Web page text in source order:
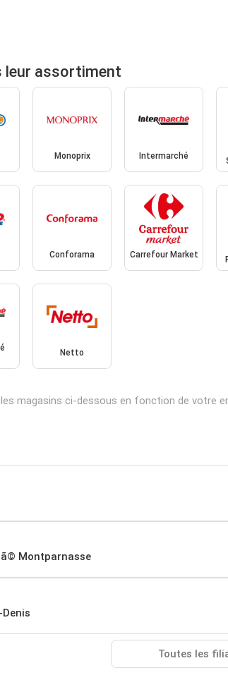
leur assortiment
Monoprix Intermarché
Conforama Carrefour Market
Netto
magasins ci-dessous en fonction de votre
Montparnasse
Toutes les